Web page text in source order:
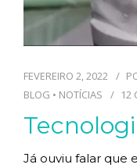
FEVEREIRO 2, 2022
BLOG • NOTÍCIAS 12
Já ouviu falar que